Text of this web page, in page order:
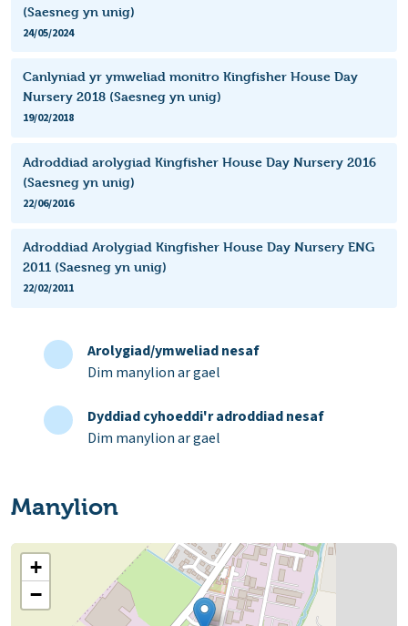
(Saesneg yn unig)
24/05/2024
Canlyniad yr ymweliad monitro Kingfisher House Day
Nursery 2018 (Saesneg yn unig)
19/02/2018
Adroddiad arolygiad Kingfisher House Day Nursery 2016
(Saesneg yn unig)
22/06/2016
Adroddiad Arolygiad Kingfisher House Day Nursery ENG
2011 (Saesneg yn unig)
22/02/2011
Arolygiad/ymweliad nesaf
Dim manylion ar gael
Dyddiad cyhoeddi'r adroddiad nesaf
Dim manylion ar gael
Manylion
+
−